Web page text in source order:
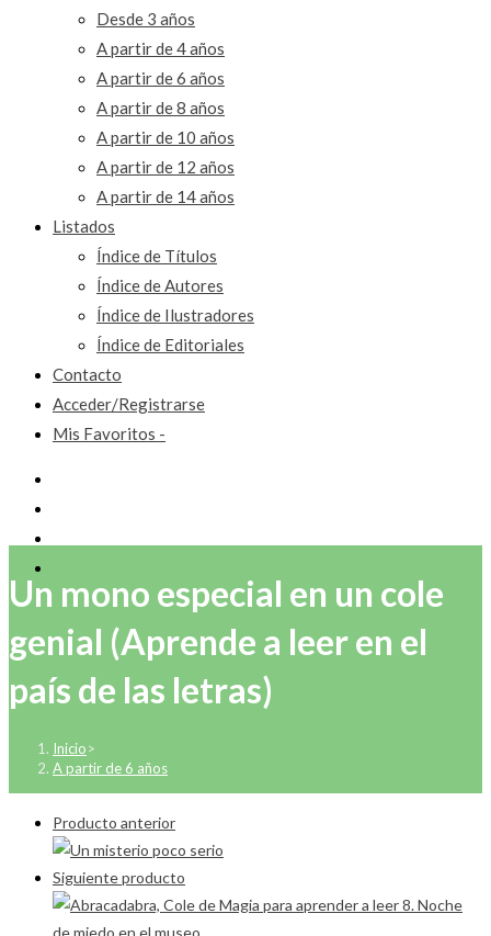
Desde 3 años
A partir de 4 años
A partir de 6 años
A partir de 8 años
A partir de 10 años
A partir de 12 años
A partir de 14 años
Listados
Índice de Títulos
Índice de Autores
Índice de Ilustradores
Índice de Editoriales
Contacto
Acceder/Registrarse
Mis Favoritos -
Un mono especial en un cole
genial (Aprende a leer en el
país de las letras)
Inicio>
A partir de 6 años
Producto anterior
Siguiente producto